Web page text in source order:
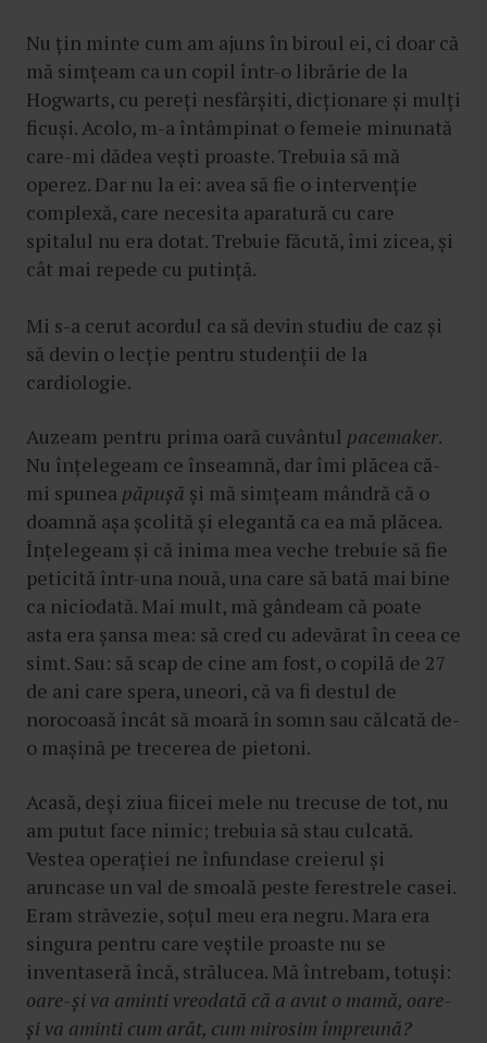
Nu țin minte cum am ajuns în biroul ei, ci doar că
mă simțeam ca un copil într-o librărie de la
Hogwarts, cu pereți nesfârșiti, dicționare și mulți
ficuși. Acolo, m-a întâmpinat o femeie minunată
care-mi dădea vești proaste. Trebuia să mă
operez. Dar nu la ei: avea să fie o intervenție
complexă, care necesita aparatură cu care
spitalul nu era dotat. Trebuie făcută, îmi zicea, și
cât mai repede cu putință.
Mi s-a cerut acordul ca să devin studiu de caz și
să devin o lecție pentru studenții de la
cardiologie.
Auzeam pentru prima oară cuvântul pacemaker.
Nu înțelegeam ce înseamnă, dar îmi plăcea că-
mi spunea păpușă și mă simțeam mândră că o
doamnă așa școlită și elegantă ca ea mă plăcea.
Înțelegeam și că inima mea veche trebuie să fie
peticită într-una nouă, una care să bată mai bine
ca niciodată. Mai mult, mă gândeam că poate
asta era șansa mea: să cred cu adevărat în ceea ce
simt. Sau: să scap de cine am fost, o copilă de 27
de ani care spera, uneori, că va fi destul de
norocoasă încât să moară în somn sau călcată de-
o mașină pe trecerea de pietoni.
Acasă, deși ziua fiicei mele nu trecuse de tot, nu
am putut face nimic; trebuia să stau culcată.
Vestea operației ne înfundase creierul și
aruncase un val de smoală peste ferestrele casei.
Eram străvezie, soțul meu era negru. Mara era
singura pentru care veștile proaste nu se
inventaseră încă, strălucea. Mă întrebam, totuși:
oare-și va aminti vreodată că a avut o mamă, oare-
și va aminti cum arăt, cum mirosim împreună?